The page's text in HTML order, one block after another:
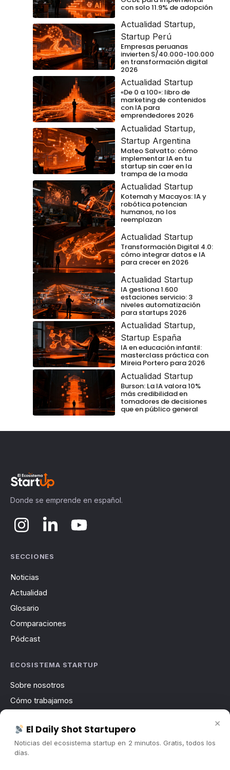
con solo 11.9% de adopción
Actualidad Startup,
Startup Perú
Empresas peruanas
invierten S/40.000-100.000
en transformación digital
2026
Actualidad Startup
«De 0 a 100»: libro de
marketing de contenidos
con IA para
emprendedores 2026
Actualidad Startup,
Startup Argentina
Mateo Salvatto: cómo
implementar IA en tu
startup sin caer en la
trampa de la moda
Actualidad Startup
Kotemah y Macayos: IA y
robótica potencian
humanos, no los
reemplazan
Actualidad Startup
Transformación Digital 4.0:
cómo integrar datos e IA
para crecer en 2026
Actualidad Startup
IA gestiona 1.600
estaciones servicio: 3
niveles automatización
para startups 2026
Actualidad Startup,
Startup España
IA en educación infantil:
masterclass práctica con
Mireia Portero para 2026
Actualidad Startup
Burson: La IA valora 10%
más credibilidad en
tomadores de decisiones
que en público general
Donde se emprende en español.
SECCIONES
Noticias
Actualidad
Glosario
Comparaciones
Pódcast
ECOSISTEMA STARTUP
Sobre nosotros
Cómo trabajamos
Contacto
Publicidad
×
El Daily Shot Startupero
Noticias del ecosistema startup en 2 minutos. Gratis, todos los
días.